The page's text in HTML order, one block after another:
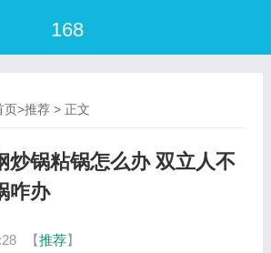
168
页>推荐> 正文
炒锅粘锅怎么办 双立人不
咋办
【推荐】